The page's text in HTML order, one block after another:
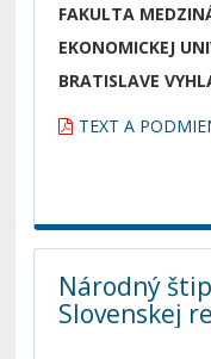
FAKULTA
EKONOMICKEJ
BRATISLAVE
PRIHLÁŠOK DO
TEXT A
Národný
Slovenskej